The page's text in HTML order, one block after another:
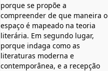
porque se propõe a
compreender de que maneira o
espaço é mapeado na teoria
literária. Em segundo lugar,
porque indaga como as
literaturas moderna e
contemporânea, e a recepção